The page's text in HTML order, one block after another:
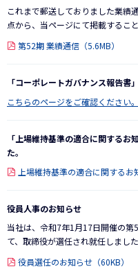
これまで郵送しておりました業績
点から、当ページにて掲載するこ
第52期 業績通信（5.6MB）
「コーポレートガバナンス報告書
こちらのページをご確認ください。
「上場維持基準の適合に関するお
た。
上場維持基準の適合に関するお
役員人事のお知らせ
当社は、令和7年1月17日開催の
て、取締役が選任され就任しました
役員選任のお知らせ（60KB）